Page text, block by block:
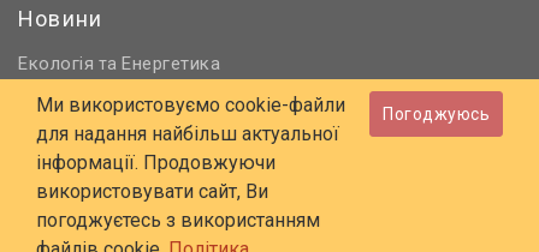
Новини
Екологія та Енергетика
Нормативне регулювання
Будівництво та проєктування
Охорона праці та ПБ
© 2006 - 2026 Всі права захищені
E-mail: online@budstandart.com
Ми використовуємо cookie-файли
для надання найбільш актуальної
інформації. Продовжуючи
використовувати сайт, Ви
погоджуєтесь з використанням
Погоджуюсь